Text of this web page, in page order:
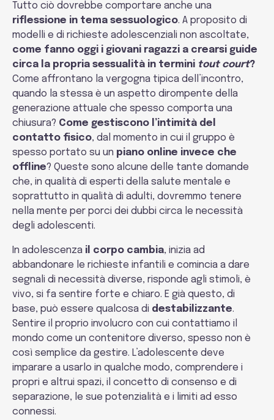
Tutto ciò dovrebbe comportare anche una
riflessione in tema sessuologico. A proposito di
modelli e di richieste adolescenziali non ascoltate,
come fanno oggi i giovani ragazzi a crearsi guide
circa la propria sessualità in termini tout court?
Come affrontano la vergogna tipica dell’incontro,
quando la stessa è un aspetto dirompente della
generazione attuale che spesso comporta una
chiusura? Come gestiscono l’intimità del
contatto fisico, dal momento in cui il gruppo è
spesso portato su un piano online invece che
offline? Queste sono alcune delle tante domande
che, in qualità di esperti della salute mentale e
soprattutto in qualità di adulti, dovremmo tenere
nella mente per porci dei dubbi circa le necessità
degli adolescenti.
In adolescenza il corpo cambia, inizia ad
abbandonare le richieste infantili e comincia a dare
segnali di necessità diverse, risponde agli stimoli, è
vivo, si fa sentire forte e chiaro. E già questo, di
base, può essere qualcosa di destabilizzante.
Sentire il proprio involucro con cui contattiamo il
mondo come un contenitore diverso, spesso non è
così semplice da gestire. L’adolescente deve
imparare a usarlo in qualche modo, comprendere i
propri e altrui spazi, il concetto di consenso e di
separazione, le sue potenzialità e i limiti ad esso
connessi.